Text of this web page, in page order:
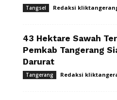
Tangsel Redaksi
43 Hektare Sawah
Pemkab Tangerang
Darurat
Tangerang Redaksi